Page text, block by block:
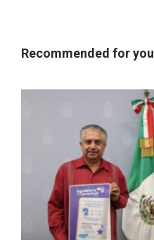
Recommended for you